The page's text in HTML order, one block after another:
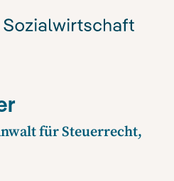
für Steuerrecht,